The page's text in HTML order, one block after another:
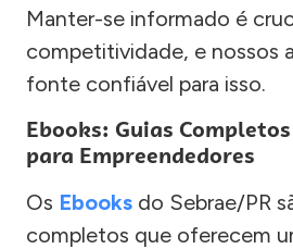
Manter-se informado é
competitividade, e nossos
fonte confiável para isso.
Ebooks: Guias
para Empreendedores
Os Ebooks do Sebrae/PR
completos que oferecem